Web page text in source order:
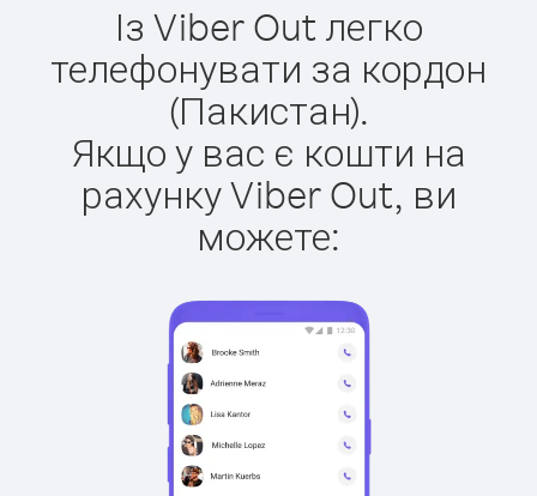
Із Viber Out легко
телефонувати за кордон
(Пакистан).
Якщо у вас є кошти на
рахунку Viber Out, ви
можете: